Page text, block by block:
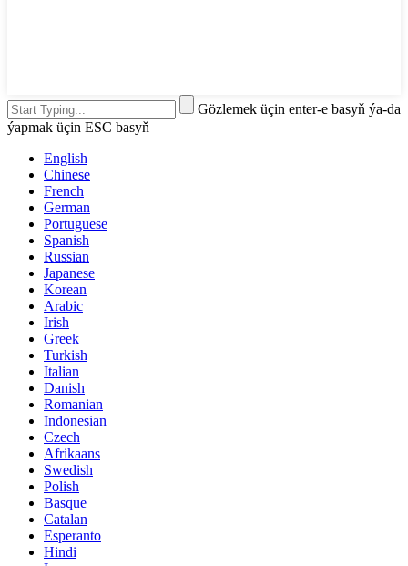
Gözlemek üçin enter-e basyň ýa-da
ýapmak üçin ESC basyň
English
Chinese
French
German
Portuguese
Spanish
Russian
Japanese
Korean
Arabic
Irish
Greek
Turkish
Italian
Danish
Romanian
Indonesian
Czech
Afrikaans
Swedish
Polish
Basque
Catalan
Esperanto
Hindi